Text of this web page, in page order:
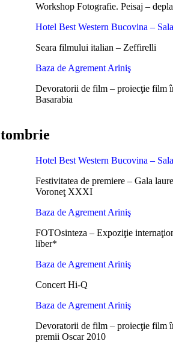
Workshop Fotografie. Peisaj –
Hotel Best Western Bucovina –
Seara filmului italian – Zeffirelli
Baza de Agrement Ariniş
Devoratorii de film – proiecţie film
Basarabia
Hotel Best Western Bucovina –
Festivitatea de premiere – Gala
Voroneţ XXXI
Baza de Agrement Ariniş
FOTOsinteza – Expoziţie
liber*
Baza de Agrement Ariniş
Concert Hi-Q
Baza de Agrement Ariniş
Devoratorii de film – proiecţie film
premii Oscar 2010